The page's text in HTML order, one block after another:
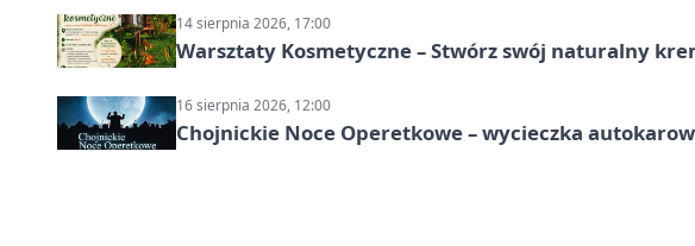
14 sierpnia 2026, 17:00
Warsztaty Kosmetyczne – Stwórz swój naturalny
16 sierpnia 2026, 12:00
Chojnickie Noce Operetkowe – wycieczka